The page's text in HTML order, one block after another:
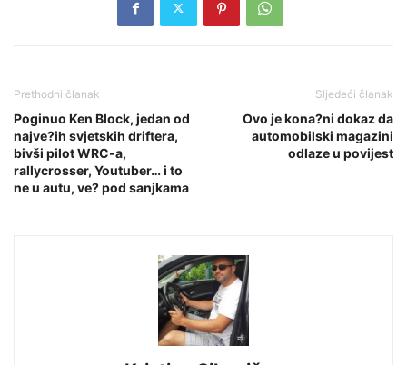
Prethodni članak
Poginuo Ken Block, jedan od
najve?ih svjetskih driftera,
bivši pilot WRC-a,
rallycrosser, Youtuber… i to
ne u autu, ve? pod sanjkama
Sljedeći članak
Ovo je kona?ni dokaz da
automobilski magazini
odlaze u povijest